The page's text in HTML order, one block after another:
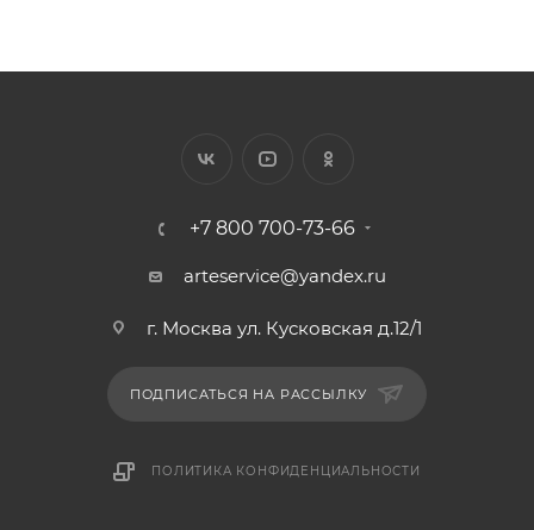
+7 800 700-73-66
arteservice@yandex.ru
г. Москва ул. Кусковская д.12/1
ПОДПИСАТЬСЯ НА РАССЫЛКУ
ПОЛИТИКА КОНФИДЕНЦИАЛЬНОСТИ